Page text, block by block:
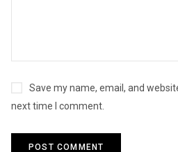
Save my name, email, and
next time I comment.